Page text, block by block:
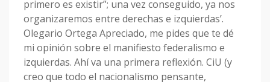
primero es existir”; una vez conseguido, ya nos
organizaremos entre derechas e izquierdas’.
Olegario Ortega Apreciado, me pides que te dé
mi opinión sobre el manifiesto federalismo e
izquierdas. Ahí va una primera reflexión. CiU (y
creo que todo el nacionalismo pensante,